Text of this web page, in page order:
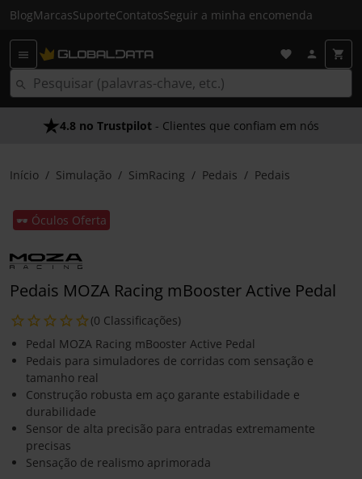
BlogMarcasSuporteContatosSeguir a minha encomenda
4.8 no Trustpilot - Clientes que confiam em nós
Início Simulação SimRacing Pedais Pedais
🕶️ Óculos Oferta
Pedais MOZA Racing mBooster Active Pedal
(0 Classificações)
Pedal MOZA Racing mBooster Active Pedal
Pedais para simuladores de corridas com sensação e
tamanho real
Construção robusta em aço garante estabilidade e
durabilidade
Sensor de alta precisão para entradas extremamente
precisas
Sensação de realismo aprimorada